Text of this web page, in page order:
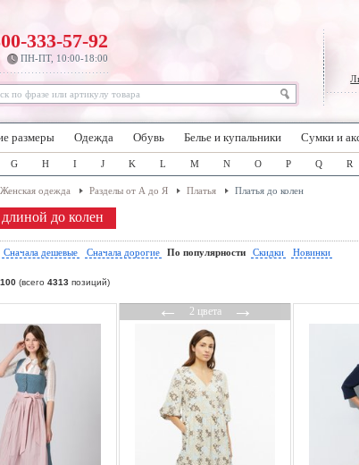
333-57-92
ПН-ПТ, 10:00-18:00
размеры Одежда Обувь Белье и купальники Сумки и
G H I J K L M N O P Q R
Женская одежда Разделы от А до Я Платья Платья до колен
до колен
Сначала дешевые Сначала дорогие По популярности Скидки Новинки
100 (всего 4313 позиций)
←2 цвета→